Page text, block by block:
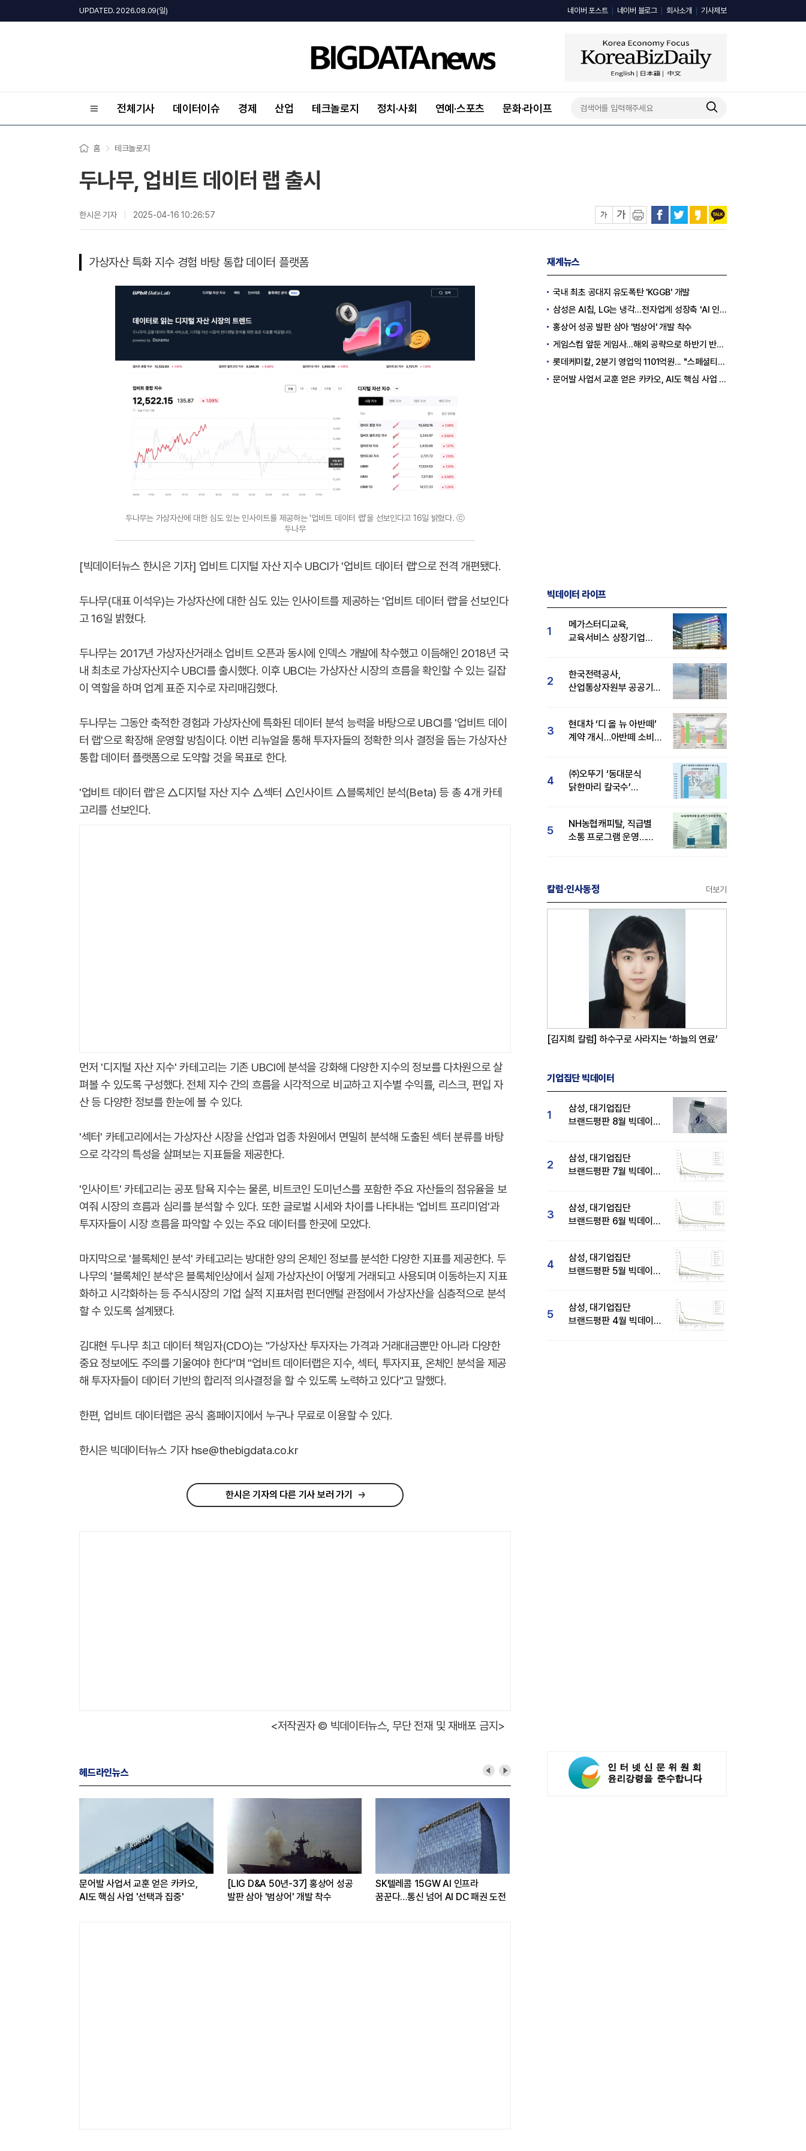
UPDATED. 2026.08.09(일) 네이버 포스트 네이버 블로그 회사소개 기사제보
전체기사 데이터이슈 경제 산업 테크놀로지 정치·사회 연예·스포츠 문화·라이프
홈 테크놀로지
두나무, 업비트 데이터 랩 출시
한시은 기자 2025-04-16 10:26:57
가상자산 특화 지수 경험 바탕 통합 데이터 플랫폼
두나무는 가상자산에 대한 심도 있는 인사이트를 제공하는 '업비트 데이터 랩'을 선보인다고 16일 밝혔다. ⓒ
두나무
[빅데이터뉴스 한시은 기자] 업비트 디지털 자산 지수 UBCI가 '업비트 데이터 랩'으로 전격 개편됐다.
두나무(대표 이석우)는 가상자산에 대한 심도 있는 인사이트를 제공하는 '업비트 데이터 랩'을 선보인다
고 16일 밝혔다.
두나무는 2017년 가상자산거래소 업비트 오픈과 동시에 인덱스 개발에 착수했고 이듬해인 2018년 국
내 최초로 가상자산지수 UBCI를 출시했다. 이후 UBCI는 가상자산 시장의 흐름을 확인할 수 있는 길잡
이 역할을 하며 업계 표준 지수로 자리매김했다.
두나무는 그동안 축적한 경험과 가상자산에 특화된 데이터 분석 능력을 바탕으로 UBCI를 '업비트 데이
터 랩'으로 확장해 운영할 방침이다. 이번 리뉴얼을 통해 투자자들의 정확한 의사 결정을 돕는 가상자산
통합 데이터 플랫폼으로 도약할 것을 목표로 한다.
'업비트 데이터 랩'은 △디지털 자산 지수 △섹터 △인사이트 △블록체인 분석(Beta) 등 총 4개 카테
고리를 선보인다.
먼저 '디지털 자산 지수' 카테고리는 기존 UBCI에 분석을 강화해 다양한 지수의 정보를 다차원으로 살
펴볼 수 있도록 구성했다. 전체 지수 간의 흐름을 시각적으로 비교하고 지수별 수익률, 리스크, 편입 자
산 등 다양한 정보를 한눈에 볼 수 있다.
'섹터' 카테고리에서는 가상자산 시장을 산업과 업종 차원에서 면밀히 분석해 도출된 섹터 분류를 바탕
으로 각각의 특성을 살펴보는 지표들을 제공한다.
'인사이트' 카테고리는 공포 탐욕 지수는 물론, 비트코인 도미넌스를 포함한 주요 자산들의 점유율을 보
여줘 시장의 흐름과 심리를 분석할 수 있다. 또한 글로벌 시세와 차이를 나타내는 '업비트 프리미엄'과
투자자들이 시장 흐름을 파악할 수 있는 주요 데이터를 한곳에 모았다.
마지막으로 '블록체인 분석' 카테고리는 방대한 양의 온체인 정보를 분석한 다양한 지표를 제공한다. 두
나무의 '블록체인 분석'은 블록체인상에서 실제 가상자산이 어떻게 거래되고 사용되며 이동하는지 지표
화하고 시각화하는 등 주식시장의 기업 실적 지표처럼 펀더멘털 관점에서 가상자산을 심층적으로 분석
할 수 있도록 설계됐다.
김대현 두나무 최고 데이터 책임자(CDO)는 "가상자산 투자자는 가격과 거래대금뿐만 아니라 다양한
중요 정보에도 주의를 기울여야 한다"며 "업비트 데이터랩은 지수, 섹터, 투자지표, 온체인 분석을 제공
해 투자자들이 데이터 기반의 합리적 의사결정을 할 수 있도록 노력하고 있다"고 말했다.
한편, 업비트 데이터랩은 공식 홈페이지에서 누구나 무료로 이용할 수 있다.
한시은 빅데이터뉴스 기자 hse@thebigdata.co.kr
한시은 기자의 다른 기사 보러 가기
<저작권자 © 빅데이터뉴스, 무단 전재 및 재배포 금지>
헤드라인뉴스
문어발 사업서 교훈 얻은 카카오,
AI도 핵심 사업 '선택과 집중'
[LIG D&A 50년-37] 홍상어 성공
발판 삼아 '범상어' 개발 착수
SK텔레콤 15GW AI 인프라
꿈꾼다…통신 넘어 AI DC 패권 도전
스탠바이미2 구독료 반값...소비자
재계뉴스
국내 최초 공대지 유도폭탄 'KGGB' 개발
삼성은 AI칩, LG는 냉각…전자업계 성장축 'AI 인프라'로 이동
홍상어 성공 발판 삼아 '범상어' 개발 착수
게임스컴 앞둔 게임사…해외 공략으로 하반기 반등 꾀한다
롯데케미칼, 2분기 영업익 1101억원... "스페셜티 전환 가속"
문어발 사업서 교훈 얻은 카카오, AI도 핵심 사업 '선택과 집중'
빅데이터 라이프
1
메가스터디교육,
교육서비스 상장기업
2
한국전력공사,
산업통상자원부 공공기관
3
현대차 ‘디 올 뉴 아반떼’
계약 개시…아반떼 소비자
4
㈜오뚜기 ‘동대문식
닭한마리 칼국수’
5
NH농협캐피탈, 직급별
소통 프로그램 운영…
칼럼·인사동정 더보기
[김지희 칼럼] 하수구로 사라지는 ‘하늘의 연료’
기업집단 빅데이터
1
삼성, 대기업집단
브랜드평판 8월 빅데이터
2
삼성, 대기업집단
브랜드평판 7월 빅데이터
3
삼성, 대기업집단
브랜드평판 6월 빅데이터
4
삼성, 대기업집단
브랜드평판 5월 빅데이터
5
삼성, 대기업집단
브랜드평판 4월 빅데이터